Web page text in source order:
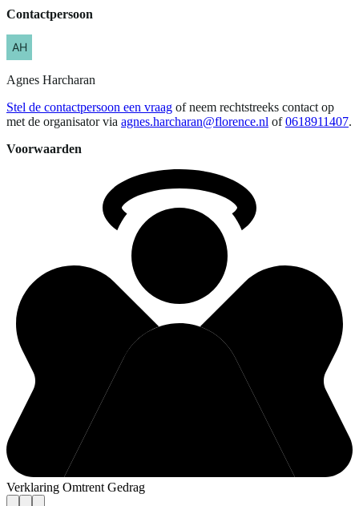
Contactpersoon
Agnes Harcharan
Stel de contactpersoon een vraag of neem rechtstreeks contact op
met de organisator via agnes.harcharan@florence.nl of 0618911407.
Voorwaarden
Verklaring Omtrent Gedrag